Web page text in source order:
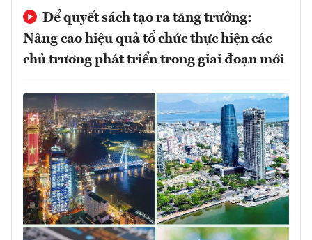
Để quyết sách tạo ra tăng trưởng:
Nâng cao hiệu quả tổ chức thực hiện các
chủ trương phát triển trong giai đoạn mới